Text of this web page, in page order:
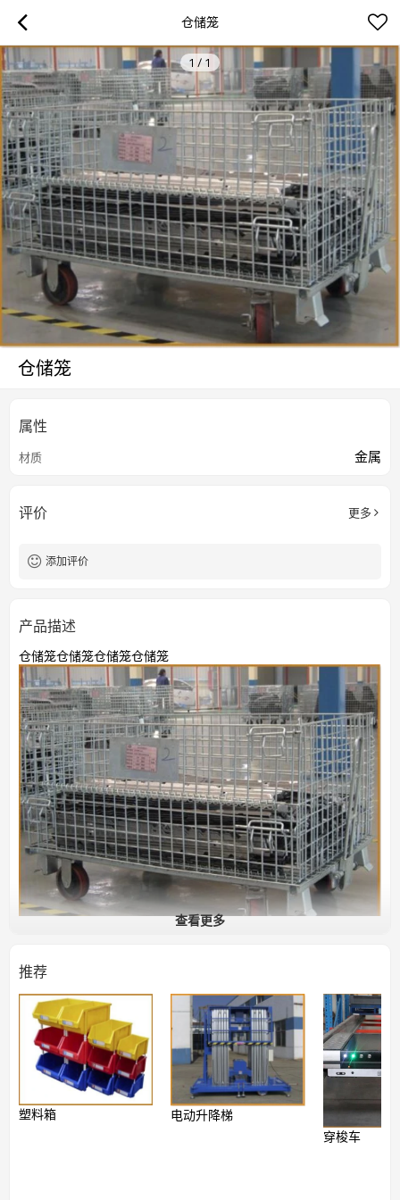
仓储笼
1 / 1
仓储笼
属性
材质 金属
评价 更多
添加评价
产品描述
仓储笼仓储笼仓储笼仓储笼
查看更多
推荐
塑料箱
电动升降梯
穿梭车